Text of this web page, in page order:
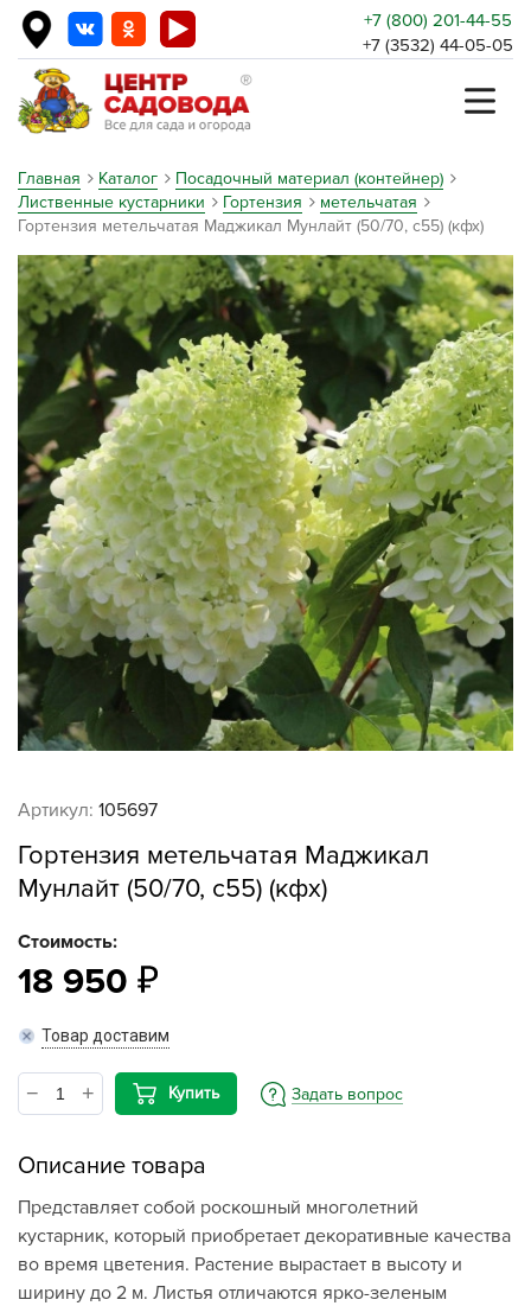
+7 (800) 201-44-55
+7 (3532) 44-05-05
Главная Каталог
Посадочный материал (контейнер)
Лиственные кустарники
Гортензия
метельчатая
Гортензия метельчатая Маджикал Мунлайт (50/70, с55) (кфх)
Артикул: 105697
Гортензия метельчатая Маджикал
Мунлайт (50/70, с55) (кфх)
Стоимость:
18 950
Товар доставим
Купить Задать вопрос
Описание товара
Представляет собой роскошный многолетний
кустарник, который приобретает декоративные качества
во время цветения. Растение вырастает в высоту и
ширину до 2 м. Листья отличаются ярко-зеленым